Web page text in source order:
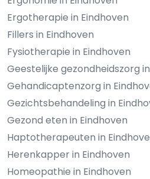
Ergotherapie in Eindhoven
Fillers in Eindhoven
Fysiotherapie in Eindhoven
Geestelijke gezondheidszorg
Gehandicaptenzorg in
Gezichtsbehandeling in
Gezond eten in Eindhoven
Haptotherapeuten in
Herenkapper in Eindhoven
Homeopathie in Eindhoven